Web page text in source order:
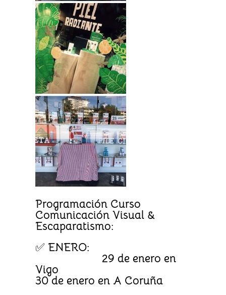
Programación Curso
Comunicación Visual &
Escaparatismo:
✅ ENERO:
29 de enero en
Vigo
30 de enero en A Coruña